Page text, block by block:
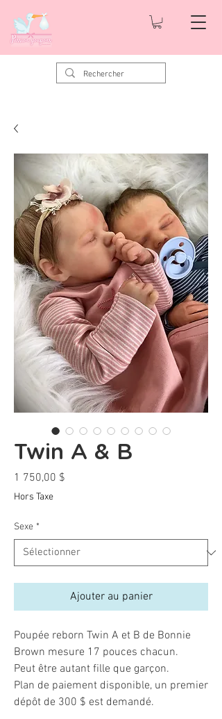
Twin A & B
1 750,00 $
Hors Taxe
Sexe *
Ajouter au panier
Poupée reborn Twin A et B de Bonnie
Brown mesure 17 pouces chacun.
Peut être autant fille que garçon.
Plan de paiement disponible, un premier
dépôt de 300 $ est demandé.